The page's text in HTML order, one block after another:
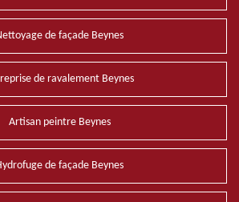
de façade Beynes
de ravalement Beynes
Artisan peintre Beynes
de façade Beynes